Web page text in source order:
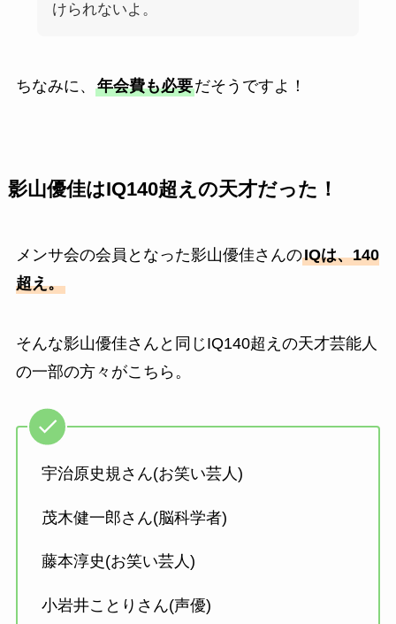
けられないよ。
ちなみに、 年会費も必要だそうですよ！
影山優佳はIQ140超えの天才だった！
メンサ会の会員となった影山優佳さんのIQは、140
超え。
そんな影山優佳さんと同じIQ140超えの天才芸能人
の一部の方々がこちら。
宇治原史規さん(お笑い芸人)
茂木健一郎さん(脳科学者)
藤本淳史(お笑い芸人)
小岩井ことりさん(声優)